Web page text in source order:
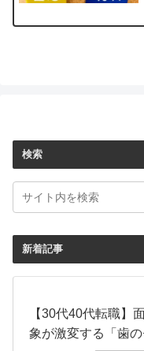
検索
新着記事
【30代40代転職】
象が激変する「歯の